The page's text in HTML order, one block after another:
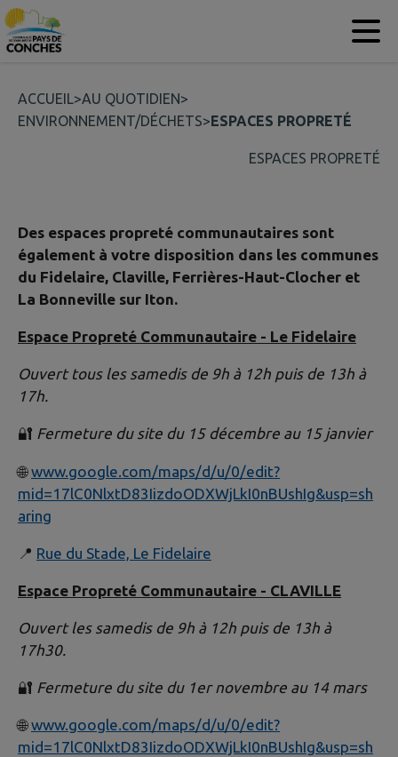
Contenu
ACCUEIL>AU QUOTIDIEN>
ENVIRONNEMENT/DÉCHETS>ESPACES PROPRETÉ
ESPACES PROPRETÉ
Des espaces propreté communautaires sont
également à votre disposition dans les communes
du Fidelaire, Claville, Ferrières-Haut-Clocher et
La Bonneville sur Iton.
Espace Propreté Communautaire - Le Fidelaire
Ouvert tous les samedis de 9h à 12h puis de 13h à
17h.
🔐 Fermeture du site du 15 décembre au 15 janvier
🌐www.google.com/maps/d/u/0/edit?
mid=17lC0NlxtD83IizdoODXWjLkI0nBUshIg&usp=sh
aring
📍 Rue du Stade, Le Fidelaire
Espace Propreté Communautaire - CLAVILLE
Ouvert les samedis de 9h à 12h puis de 13h à
17h30.
🔐 Fermeture du site du 1er novembre au 14 mars
🌐www.google.com/maps/d/u/0/edit?
mid=17lC0NlxtD83IizdoODXWjLkI0nBUshIg&usp=sh